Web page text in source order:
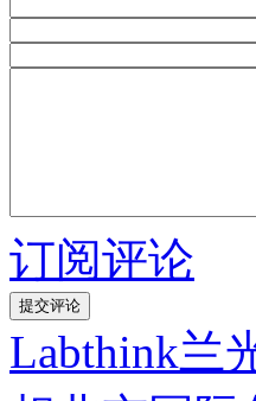
订阅评论
Labthink兰